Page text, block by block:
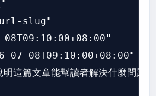
"
slug"
08T09:10:00+08:00"
07-08T09:10:00+08:00"
明這篇文章能幫讀者解決什麼問題